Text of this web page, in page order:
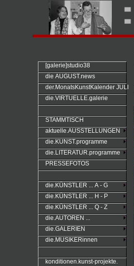
[galerie]studio38
die AUGUST.news
der.MonatsKunstKalender JULI
die.VIRTUELLE.galerie
STAMMTISCH
aktuelle.AUSSTELLUNGEN
die.KUNST.programme
die.LITERATUR.programme
PRESSEFOTOS
die.KÜNSTLER ... A - G
die.KÜNSTLER ... H - P
die.KÜNSTLER ... Q - Z
die.AUTOREN ...
die.GALERIEN
die.MUSIKERinnen
konditionen.kunst-projekte.